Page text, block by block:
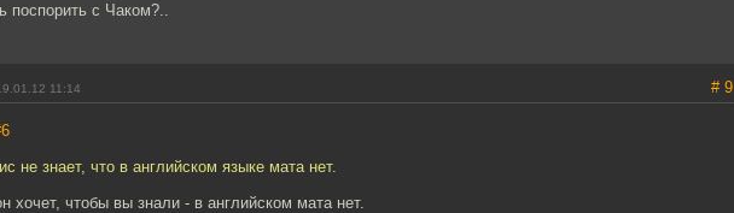
поспорить с Чаком?..
11:14 # 9
не знает, что в английском языке мата нет.
хочет, чтобы вы знали - в английском мата нет.